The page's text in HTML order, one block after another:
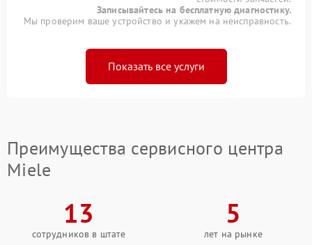
Записывайтесь на бесплатную диагностику.
Мы проверим ваше устройство и укажем на неисправность.
Показать все услуги
Преимущества сервисного центра
Miele
13
сотрудников в штате
5
лет на рынке